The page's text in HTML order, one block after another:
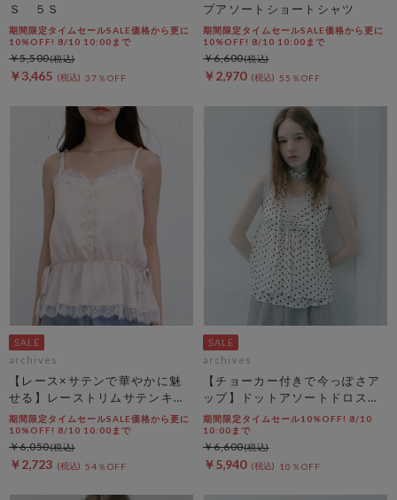
Ｓ ５Ｓ
期間限定タイムセールSALE価格から更に
10%OFF! 8/10 10:00まで
￥3,465 37％OFF
￥5,500
プアソートショートシャツ
期間限定タイムセールSALE価格から更に
10%OFF! 8/10 10:00まで
￥2,970 55％OFF
￥6,600
archives
【レース×サテンで華やかに魅
せる】レーストリムサテンキャ
ミソール
期間限定タイムセールSALE価格から更に
10%OFF! 8/10 10:00まで
￥2,723 54％OFF
￥6,050
archives
【チョーカー付きで今っぽさア
ップ】ドットアソートドロスト
キャミチュニック
期間限定タイムセール10%OFF! 8/10
10:00まで
￥5,940 10％OFF
￥6,600